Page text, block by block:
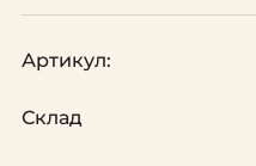
Артикул:
Склад